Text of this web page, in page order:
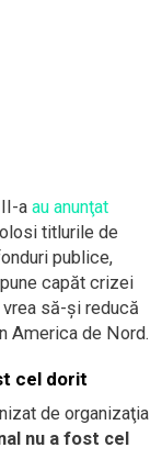
a au anunţat
titlurile de
publice,
capăt crizei
să-şi reducă
America de Nord.
cel dorit
de organizaţia
nu a fost cel